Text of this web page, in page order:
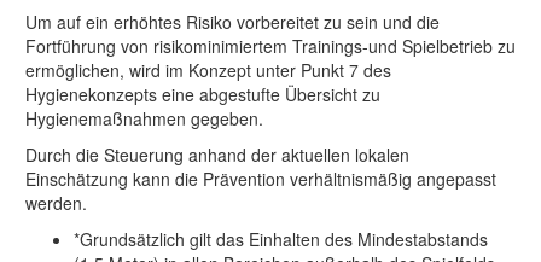
Um auf ein erhöhtes Risiko vorbereitet zu sein und die
Fortführung von risikominimiertem Trainings-und Spielbetrieb zu
ermöglichen, wird im Konzept unter Punkt 7 des
Hygienekonzepts eine abgestufte Übersicht zu
Hygienemaßnahmen gegeben.
Durch die Steuerung anhand der aktuellen lokalen
Einschätzung kann die Prävention verhältnismäßig angepasst
werden.
*Grundsätzlich gilt das Einhalten des Mindestabstands